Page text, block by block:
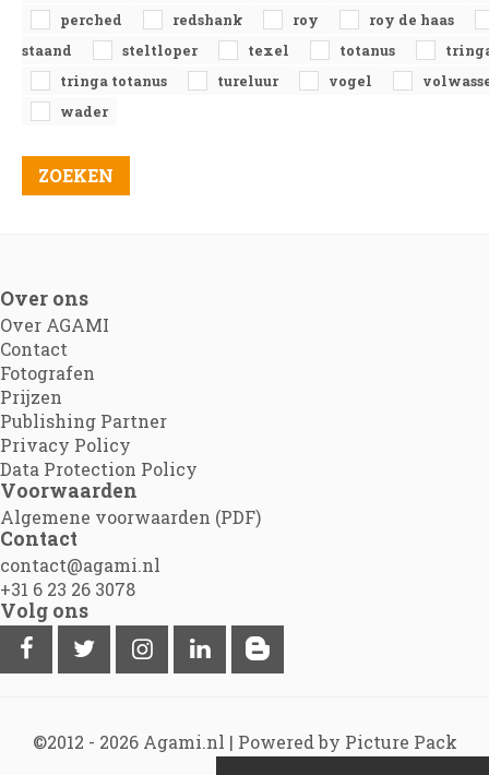
perched
redshank roy
roy de haas
staand
steltloper texel totanus
tringa totanus
tureluur vogel
wader
Over ons
Over AGAMI
Contact
Fotografen
Prijzen
Publishing Partner
Privacy Policy
Data Protection Policy
Voorwaarden
Algemene voorwaarden (PDF)
Contact
contact@agami.nl
+31 6 23 26 3078
Volg ons
©2012 - 2026 Agami.nl | Powered by Picture Pack